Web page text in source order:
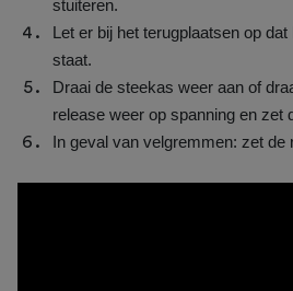
stuiteren.
Let er bij het terugplaatsen op
staat.
Draai de steekas weer aan of
release weer op spanning en zet
In geval van velgremmen: zet de